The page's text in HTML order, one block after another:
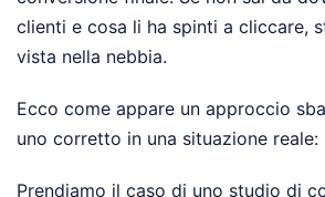
clienti e cosa li ha spinti a cliccare,
vista nella nebbia.
Ecco come appare un approccio
uno corretto in una situazione reale:
Prendiamo il caso di uno studio di